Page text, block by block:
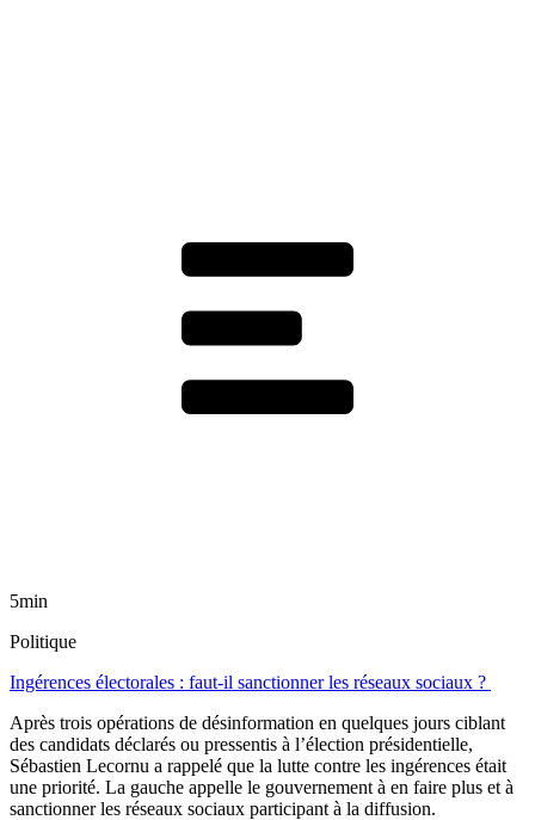
5min
Politique
Ingérences électorales : faut-il sanctionner les réseaux sociaux ?
Après trois opérations de désinformation en quelques jours ciblant
des candidats déclarés ou pressentis à l’élection présidentielle,
Sébastien Lecornu a rappelé que la lutte contre les ingérences était
une priorité. La gauche appelle le gouvernement à en faire plus et à
sanctionner les réseaux sociaux participant à la diffusion.